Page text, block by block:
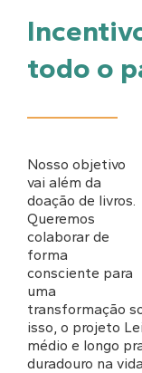
todo o
Nosso objetivo
vai além da
doação de livros.
Queremos
colaborar de
forma
consciente para
uma
transformação
isso, o projeto
médio e longo
duradouro na